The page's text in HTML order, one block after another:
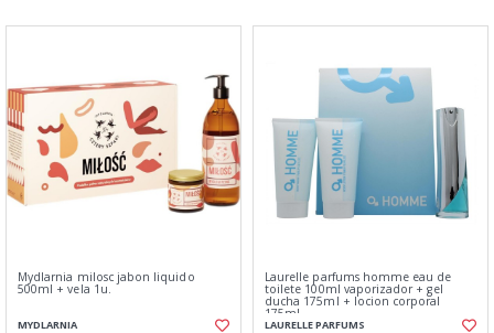
Mydlarnia milosc jabon liquido
500ml + vela 1u.
MYDLARNIA
Laurelle parfums homme eau de
toilete 100ml vaporizador + gel
ducha 175ml + locion corporal
175ml
LAURELLE PARFUMS